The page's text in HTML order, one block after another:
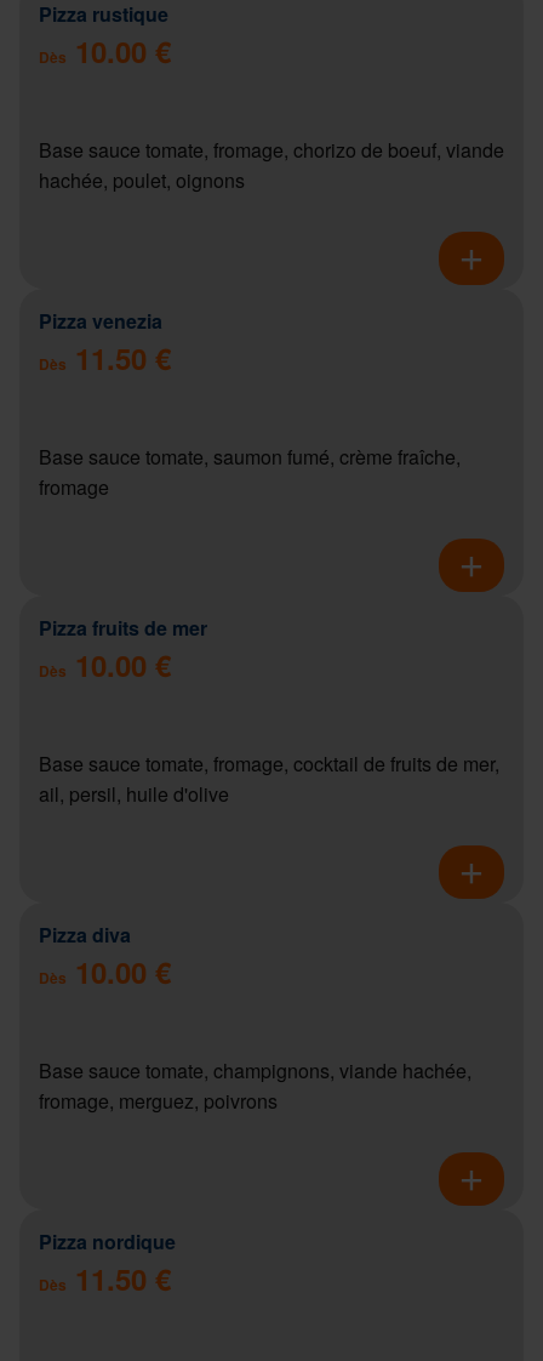
Pizza rustique
Dès 10.00 €
Base sauce tomate, fromage, chorizo de boeuf, viande
hachée, poulet, oignons
Pizza venezia
Dès 11.50 €
Base sauce tomate, saumon fumé, crème fraîche,
fromage
Pizza fruits de mer
Dès 10.00 €
Base sauce tomate, fromage, cocktail de fruits de mer,
ail, persil, huile d'olive
Pizza diva
Dès 10.00 €
Base sauce tomate, champignons, viande hachée,
fromage, merguez, poivrons
Pizza nordique
Dès 11.50 €